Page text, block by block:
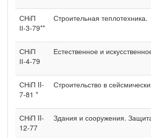
СНіП
ІІ-3-79**
Строительная теплотехника.
СНіП
ІІ-4-79
Естественное и
СНіП II-
7-81 *
Строительство в
СНіП II-
12-77
Здания и сооружения.